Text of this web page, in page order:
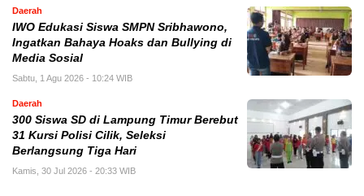
Daerah
IWO Edukasi Siswa SMPN Sribhawono,
Ingatkan Bahaya Hoaks dan Bullying di
Media Sosial
Sabtu, 1 Agu 2026 - 10:24 WIB
Daerah
300 Siswa SD di Lampung Timur Berebut
31 Kursi Polisi Cilik, Seleksi
Berlangsung Tiga Hari
Kamis, 30 Jul 2026 - 20:33 WIB